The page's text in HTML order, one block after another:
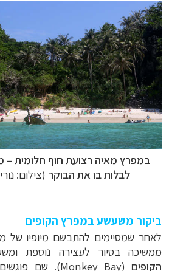
במפרץ מאיה רצועת חוף חלומית –
לבלות בו את הבוקר (צילום:
ביקור משעשע במפרץ הקופים
לאחר שמסיימים להתבשם מיופיו של
ממשיכה בסיור לעצירה נוספת
הקופים (
Monkey Bay). שם